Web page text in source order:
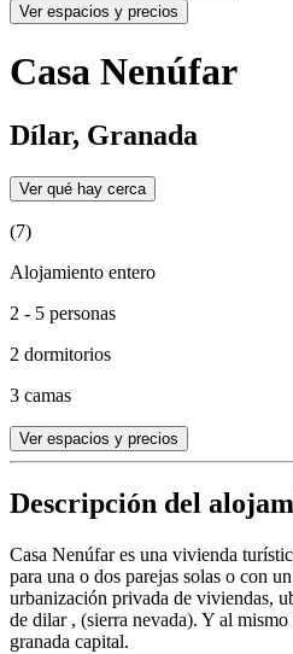
Ver espacios y precios
Casa Nenúfar
Dílar, Granada
Ver qué hay cerca
(7)
Alojamiento entero
2 - 5 personas
2 dormitorios
3 camas
Ver espacios y precios
Descripción del
Casa Nenúfar es una vivienda
para una o dos parejas solas o con
urbanización privada de viviendas,
de dilar , (sierra nevada). Y al
granada capital.